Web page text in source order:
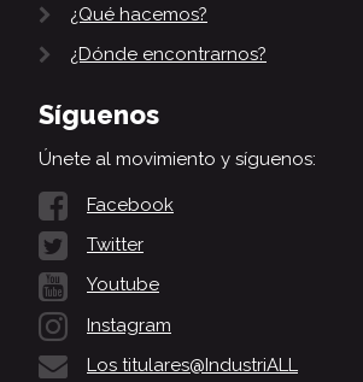
¿Qué hacemos?
¿Dónde encontrarnos?
Síguenos
Únete al movimiento y síguenos:
Facebook
Twitter
Youtube
Instagram
Los titulares@IndustriALL